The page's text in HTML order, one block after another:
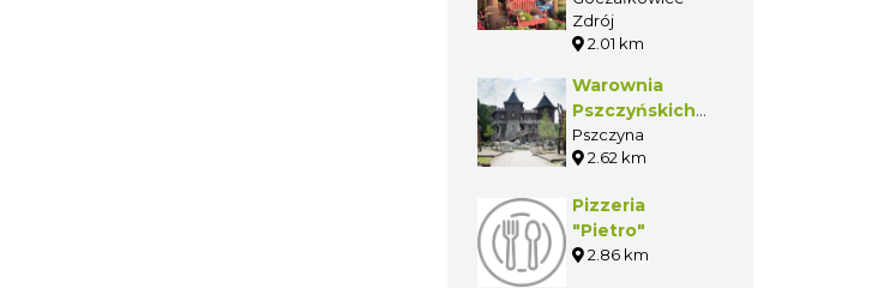
Goczałkowice-
Zdrój
"Restauracja
Kapias"
Goczałkowice-
Zdrój
2.01 km
Warownia
Pszczyńskich